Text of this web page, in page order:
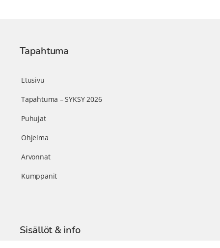
Tapahtuma
Etusivu
Tapahtuma – SYKSY 2026
Puhujat
Ohjelma
Arvonnat
Kumppanit
Sisällöt & info